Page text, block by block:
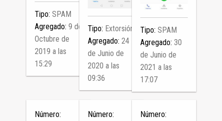
Tipo:SPAM
Agregado:9 de
Octubre de
2019 a las
15:29
Tipo: Extorsión
Agregado: 24
de Junio de
2020 a las
09:36
Tipo: SPAM
Agregado: 30
de Junio de
2021 a las
17:07
Número:
Número:
Número: